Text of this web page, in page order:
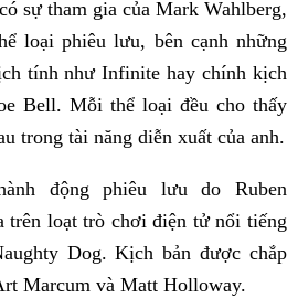
sự tham gia của Mark Wahlberg,
loại phiêu lưu, bên cạnh những
tính như Infinite hay chính kịch
Bell. Mỗi thể loại đều cho thấy
trong tài năng diễn xuất của anh.
động phiêu lưu do Ruben
trên loạt trò chơi điện tử nổi tiếng
Dog. Kịch bản được chắp
Marcum và Matt Holloway.